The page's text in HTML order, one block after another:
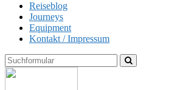
Reiseblog
Journeys
Equipment
Kontakt / Impressum
Search